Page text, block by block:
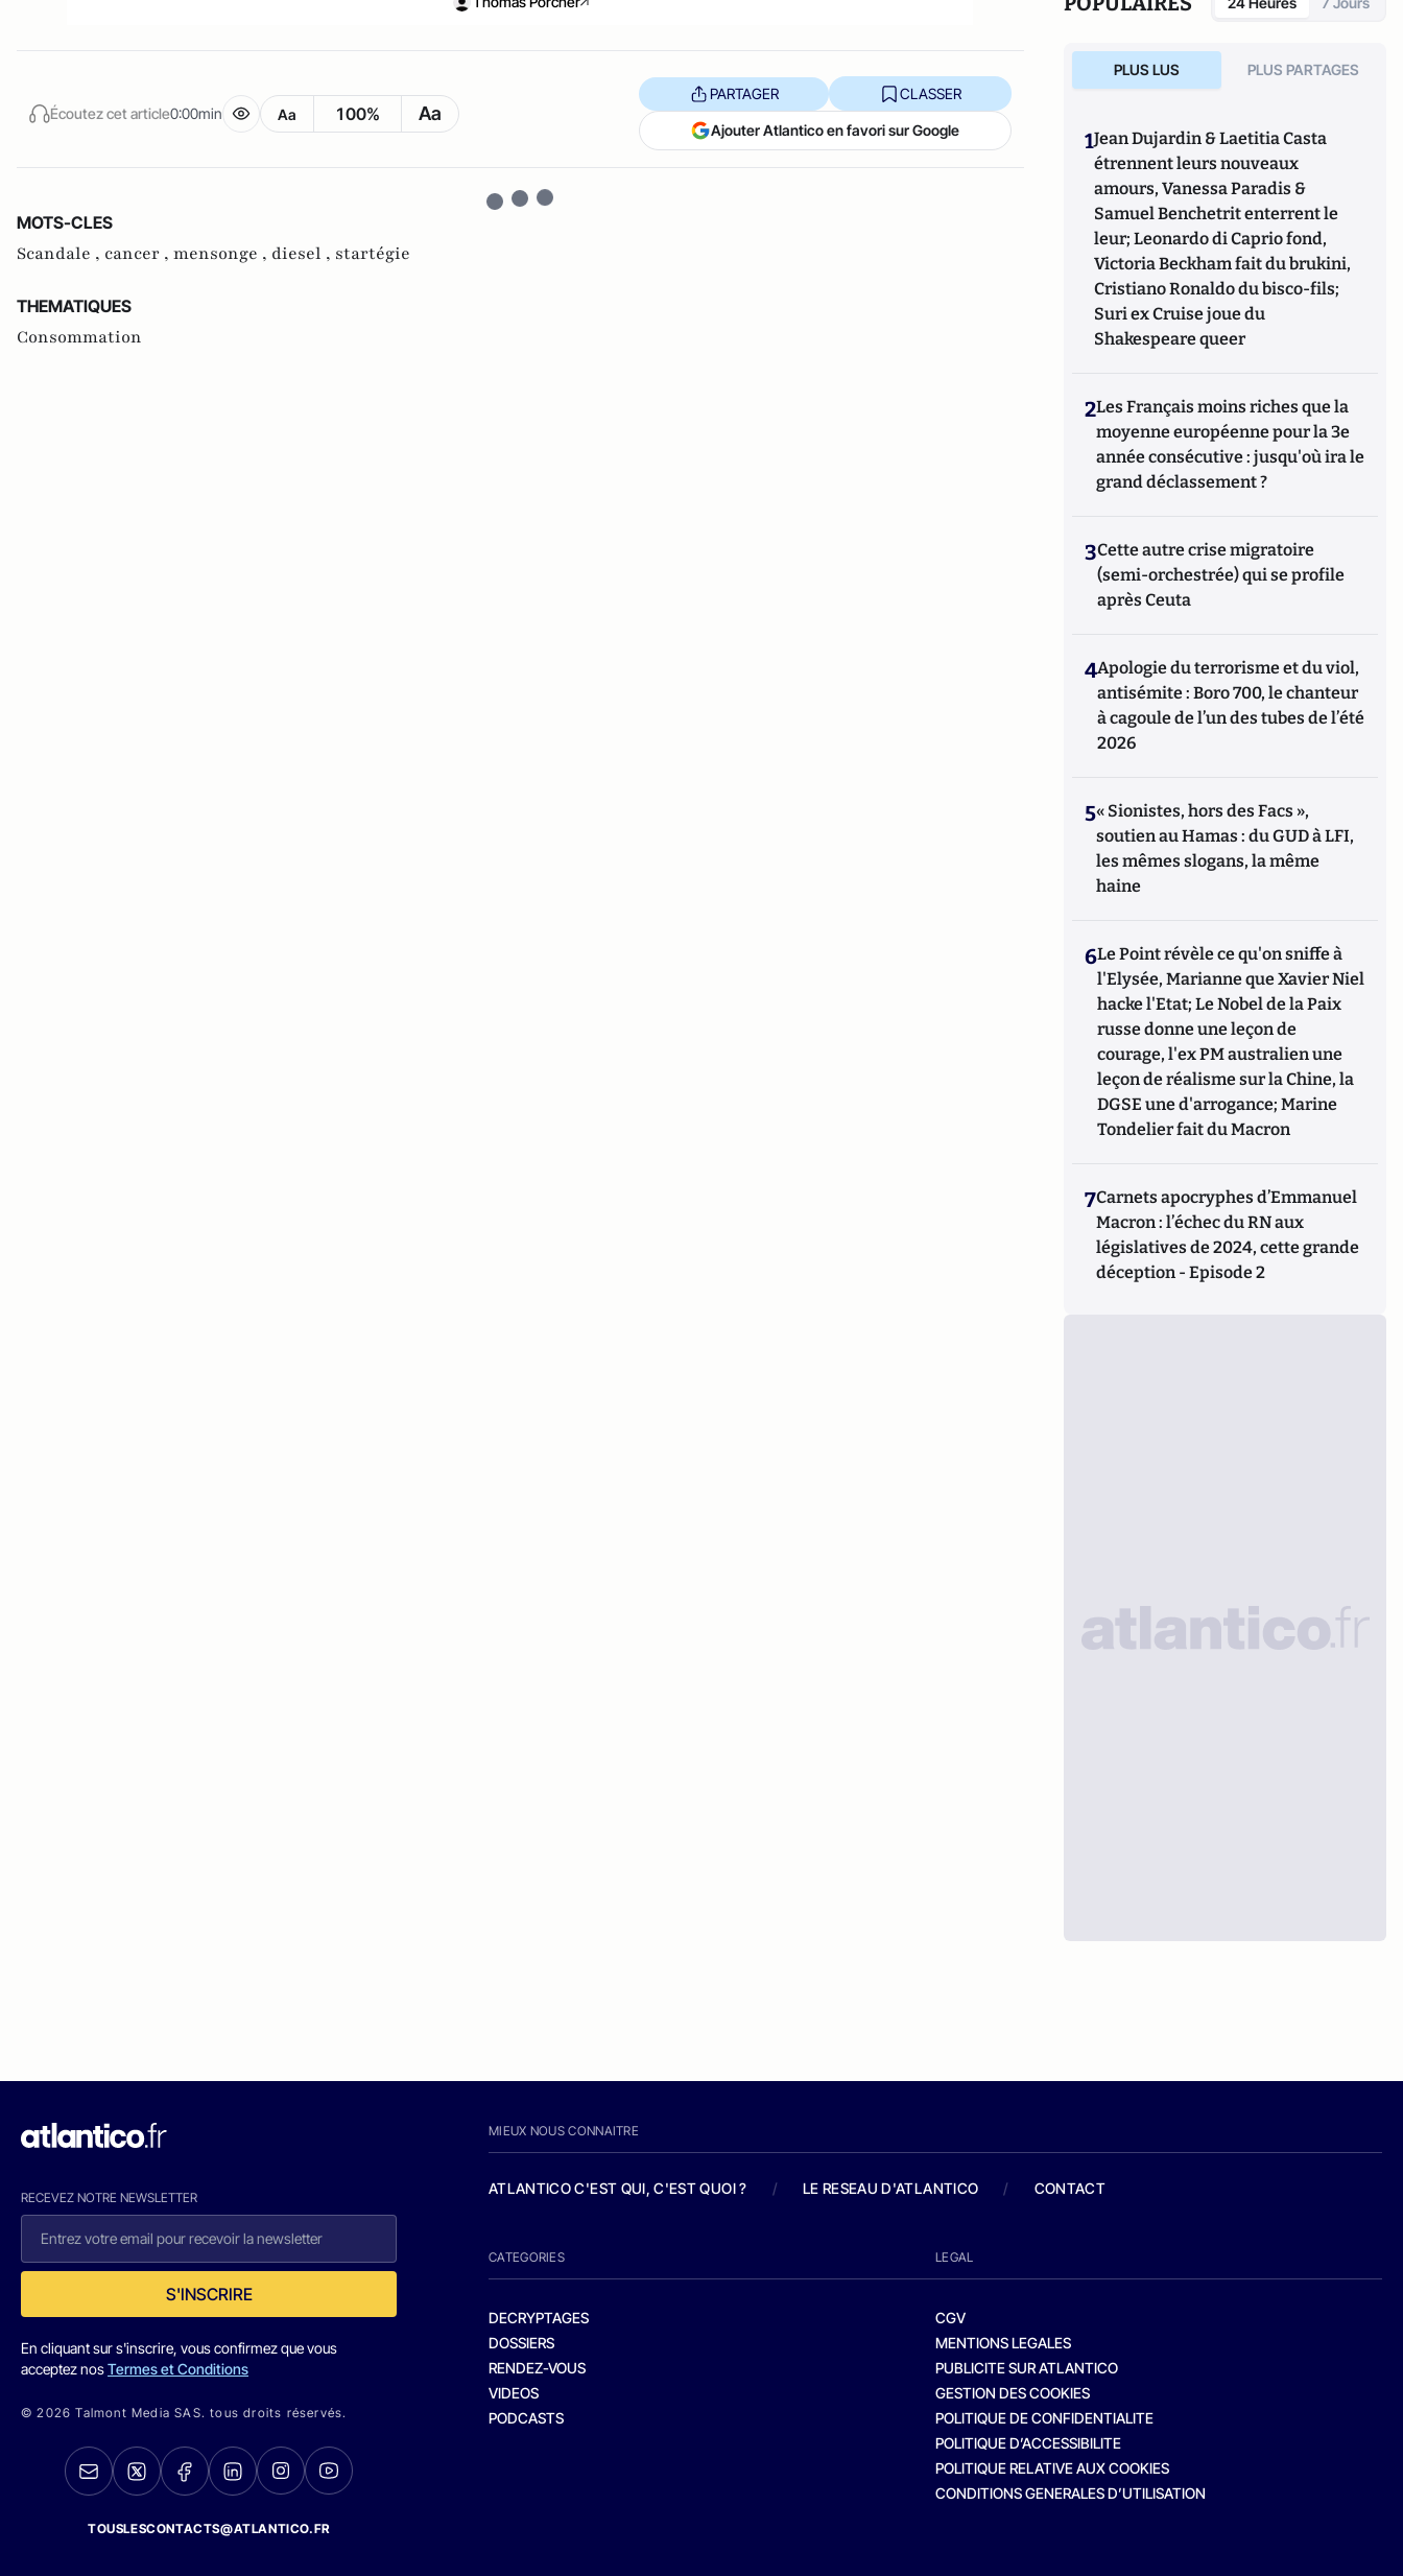
Écoutez cet article0:00min Aa 100% Aa
PARTAGER CLASSER
Ajouter Atlantico en favori sur Google
MOTS-CLES
Scandale , cancer , mensonge , diesel , startégie
THEMATIQUES
Consommation
PLUS LUS PLUS PARTAGES
1Jean Dujardin & Laetitia Casta
étrennent leurs nouveaux
amours, Vanessa Paradis &
Samuel Benchetrit enterrent le
leur; Leonardo di Caprio fond,
Victoria Beckham fait du brukini,
Cristiano Ronaldo du bisco-fils;
Suri ex Cruise joue du
Shakespeare queer
2Les Français moins riches que la
moyenne européenne pour la 3e
année consécutive : jusqu'où ira le
grand déclassement ?
3Cette autre crise migratoire
(semi-orchestrée) qui se profile
après Ceuta
4Apologie du terrorisme et du viol,
antisémite : Boro 700, le chanteur
à cagoule de l’un des tubes de l’été
2026
5« Sionistes, hors des Facs »,
soutien au Hamas : du GUD à LFI,
les mêmes slogans, la même
haine
6Le Point révèle ce qu'on sniffe à
l'Elysée, Marianne que Xavier Niel
hacke l'Etat; Le Nobel de la Paix
russe donne une leçon de
courage, l'ex PM australien une
leçon de réalisme sur la Chine, la
DGSE une d'arrogance; Marine
Tondelier fait du Macron
7Carnets apocryphes d’Emmanuel
Macron : l’échec du RN aux
législatives de 2024, cette grande
déception - Episode 2
RECEVEZ NOTRE NEWSLETTER
S'INSCRIRE
En cliquant sur s'inscrire, vous confirmez que vous
acceptez nosTermes et Conditions
© 2026 Talmont Media SAS. tous droits réservés.
TOUSLESCONTACTS@ATLANTICO.FR
MIEUX NOUS CONNAITRE
ATLANTICO C'EST QUI, C'EST QUOI ? / LE RESEAU D'ATLANTICO / CONTACT
CATEGORIES
DECRYPTAGES
DOSSIERS
RENDEZ-VOUS
VIDEOS
PODCASTS
LEGAL
CGV
MENTIONS LEGALES
PUBLICITE SUR ATLANTICO
GESTION DES COOKIES
POLITIQUE DE CONFIDENTIALITE
POLITIQUE D’ACCESSIBILITE
POLITIQUE RELATIVE AUX COOKIES
CONDITIONS GENERALES D’UTILISATION